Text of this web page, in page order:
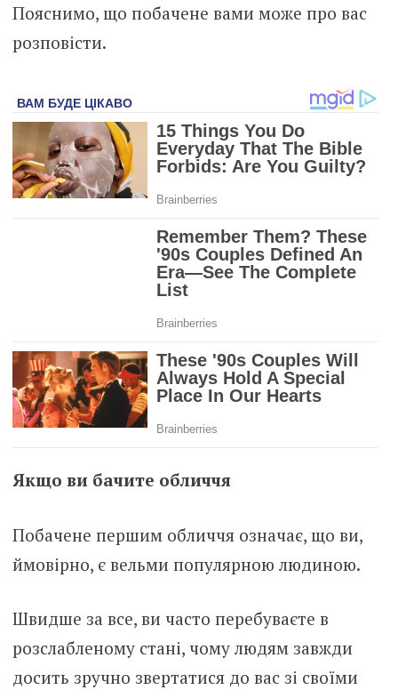
Пояснимо, що побачене вами може про вас
розповісти.
Якщо ви бачите обличчя
Побачене першим обличчя означає, що ви,
ймовірно, є вельми популярною людиною.
Швидше за все, ви часто перебуваєте в
розслабленому стані, чому людям завжди
досить зручно звертатися до вас зі своїми